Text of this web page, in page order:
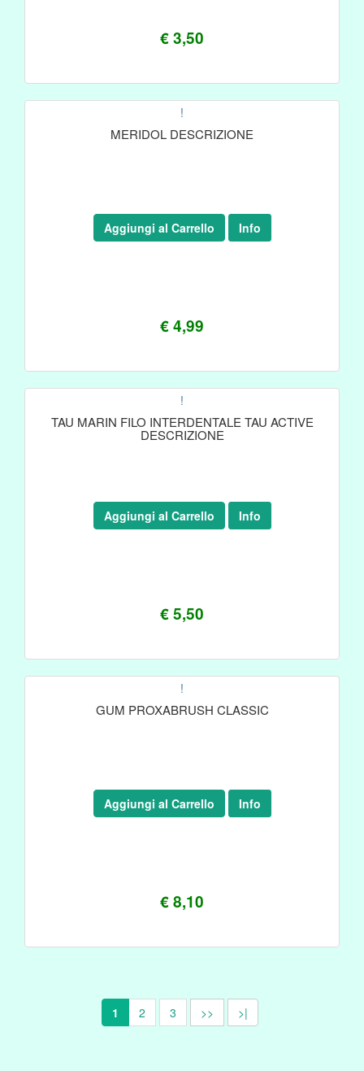
€ 3,50
!
MERIDOL DESCRIZIONE
€ 4,99
Aggiungi al Carrello Info
!
TAU MARIN FILO INTERDENTALE TAU ACTIVE
DESCRIZIONE
€ 5,50
Aggiungi al Carrello Info
!
GUM PROXABRUSH CLASSIC
€ 8,10
Aggiungi al Carrello Info
1 2 3 >> >|